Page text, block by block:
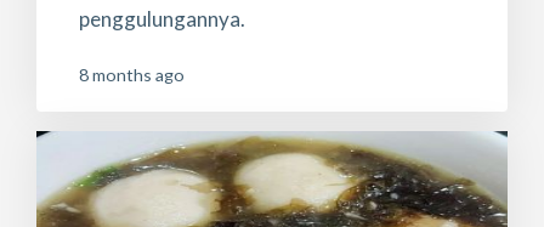
penggulungannya.
8 months ago